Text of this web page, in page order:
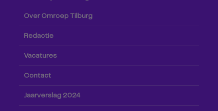
Over Omroep Tilburg
Redactie
Vacatures
Contact
Jaarverslag 2024